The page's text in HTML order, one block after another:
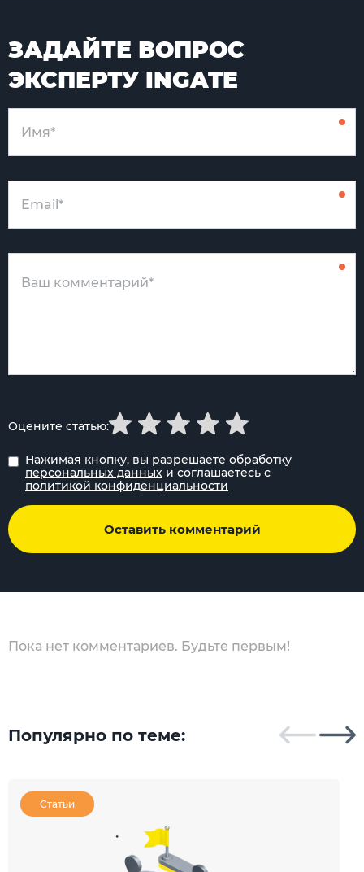
ЗАДАЙТЕ ВОПРОС
ЭКСПЕРТУ INGATE
Нажимая кнопку, вы разрешаете обработку
персональных данных и соглашаетесь с
политикой конфиденциальности
Оставить комментарий
Оцените статью:
Пока нет комментариев. Будьте первым!
Популярно по теме:
Статьи